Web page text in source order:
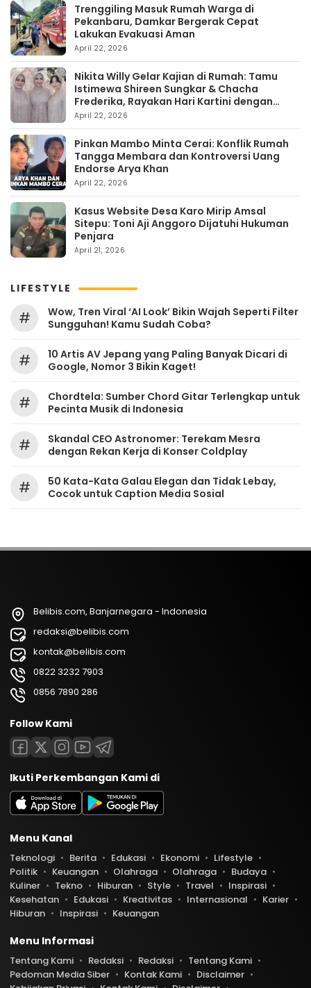
Trenggiling Masuk Rumah Warga di
Pekanbaru, Damkar Bergerak Cepat
Lakukan Evakuasi Aman
April 22, 2026
Nikita Willy Gelar Kajian di Rumah: Tamu
Istimewa Shireen Sungkar & Chacha
Frederika, Rayakan Hari Kartini dengan
Kehangatan
April 22, 2026
Pinkan Mambo Minta Cerai: Konflik Rumah
Tangga Membara dan Kontroversi Uang
Endorse Arya Khan
April 22, 2026
Kasus Website Desa Karo Mirip Amsal
Sitepu: Toni Aji Anggoro Dijatuhi Hukuman
Penjara
April 21, 2026
LIFESTYLE
#
Wow, Tren Viral ‘AI Look’ Bikin Wajah Seperti Filter
Sungguhan! Kamu Sudah Coba?
#
10 Artis AV Jepang yang Paling Banyak Dicari di
Google, Nomor 3 Bikin Kaget!
#
Chordtela: Sumber Chord Gitar Terlengkap untuk
Pecinta Musik di Indonesia
#
Skandal CEO Astronomer: Terekam Mesra
dengan Rekan Kerja di Konser Coldplay
#
50 Kata-Kata Galau Elegan dan Tidak Lebay,
Cocok untuk Caption Media Sosial
Belibis.com, Banjarnegara - Indonesia
redaksi@belibis.com
kontak@belibis.com
0822 3232 7903
0856 7890 286
Follow Kami
Ikuti Perkembangan Kami di
Menu Kanal
Teknologi Berita Edukasi Ekonomi
Lifestyle
Politik
Keuangan Olahraga Olahraga
Budaya
Kuliner
Tekno Hiburan Style Travel
Inspirasi
Kesehatan
Edukasi Kreativitas Internasional
Karier
Hiburan
Inspirasi Keuangan
Menu Informasi
Tentang Kami Redaksi Redaksi
Tentang Kami
Pedoman Media Siber
Kontak Kami
Disclaimer